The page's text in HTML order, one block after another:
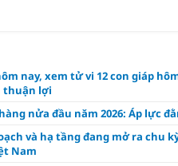
nay, xem tử vi 12 con giáp
thuận lợi
nửa đầu năm 2026: Áp lực
và hạ tầng đang mở ra chu
Nam